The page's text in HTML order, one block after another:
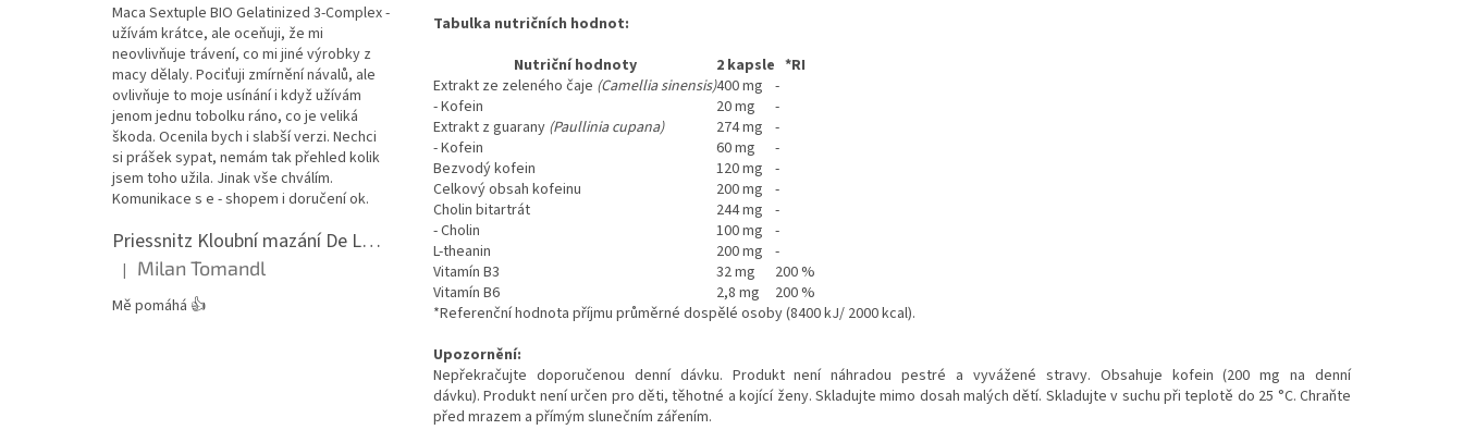
Maca Sextuple BIO Gelatinized 3-Complex -
užívám krátce, ale oceňuji, že mi
neovlivňuje trávení, co mi jiné výrobky z
macy dělaly. Pociťuji zmírnění návalů, ale
ovlivňuje to moje usínání i když užívám
jenom jednu tobolku ráno, co je veliká
škoda. Ocenila bych i slabší verzi. Nechci
si prášek sypat, nemám tak přehled kolik
jsem toho užila. Jinak vše chválím.
Komunikace s e - shopem i doručení ok.
Priessnitz Kloubní mazání De Luxe, 200ml
Hodnocení produktu je 5 z 5 hvězdiček.
| Milan Tomandl
Mě pomáhá 👍
Tabulka nutričních hodnot:
Nutriční hodnoty
2 kapsle *RI
Extrakt ze zeleného čaje (Camellia sinensis)400 mg -
- Kofein
20 mg
-
Extrakt z guarany (Paullinia cupana) 274 mg -
- Kofein
60 mg
-
Bezvodý kofein
120 mg -
Celkový obsah kofeinu
200 mg -
Cholin bitartrát
244 mg -
- Cholin
100 mg -
L-theanin
200 mg -
Vitamín B3
32 mg
200 %
Vitamín B6
2,8 mg
200 %
*Referenční hodnota příjmu průměrné dospělé osoby (8400 kJ/ 2000 kcal).
Upozornění:
Nepřekračujte doporučenou denní dávku. Produkt není náhradou pestré a vyvážené stravy. Obsahuje kofein (200 mg na denní
dávku). Produkt není určen pro děti, těhotné a kojící ženy. Skladujte mimo dosah malých dětí. Skladujte v suchu při teplotě do 25 °C. Chraňte
před mrazem a přímým slunečním zářením.